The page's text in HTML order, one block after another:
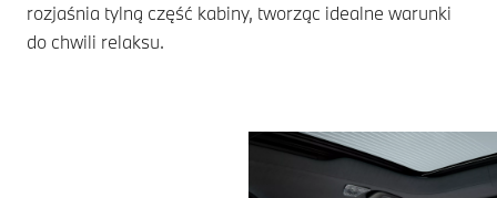
rozjaśnia tylną część kabiny, tworząc idealne warunki
do chwili relaksu.